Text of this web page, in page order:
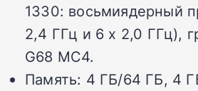
1330: восьмиядерный
2,4 ГГц и 6 x 2,0 ГГц),
G68 MC4.
Память: 4 ГБ/64 ГБ, 4